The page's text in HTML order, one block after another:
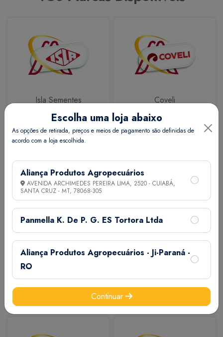
Isla Sementes Coveli
Calbos M7
Escolha uma loja abaixo
As opções de retirada, preços e meios de pagamento são definidas de
acordo com a loja escolhida.
Aliança Produtos Agropecuários
AVENIDA ARCHIMEDES PEREIRA LIMA, 2520 - CUIABÁ,
SANTA CRUZ - MT, 78068-305
Panmella K. De P. G. ES Tortora Ltda
Aliança Produtos Agropecuários - Ji-Paraná -
RO
Continuar